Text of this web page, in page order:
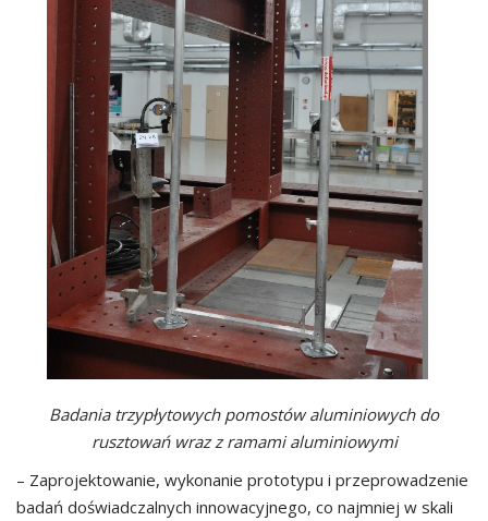
Badania trzypłytowych pomostów aluminiowych do
rusztowań wraz z ramami aluminiowymi
– Zaprojektowanie, wykonanie prototypu i przeprowadzenie
badań doświadczalnych innowacyjnego, co najmniej w skali